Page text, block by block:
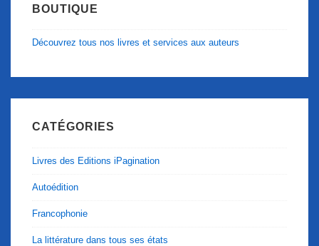
BOUTIQUE
Découvrez tous nos livres et services aux auteurs
CATÉGORIES
Livres des Editions iPagination
Autoédition
Francophonie
La littérature dans tous ses états